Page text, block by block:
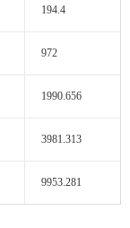
194.4
972
1990.656
3981.313
9953.281